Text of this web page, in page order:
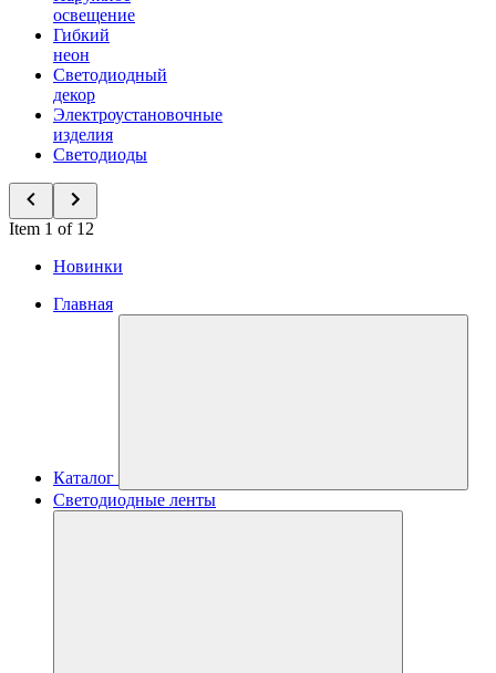
освещение
Гибкий
неон
Светодиодный
декор
Электроустановочные
изделия
Светодиоды
Item 1 of 12
Новинки
Главная
Каталог
Светодиодные ленты